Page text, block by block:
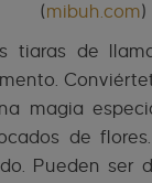
(mibuh.com)
tiaras de
magia
de
Pueden ser